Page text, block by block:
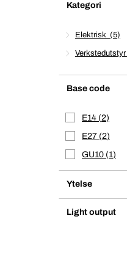
Kategori
Elektrisk 5
Verkstedutstyr
Base code
E14 2
E27 2
GU10 1
Ytelse
Light output